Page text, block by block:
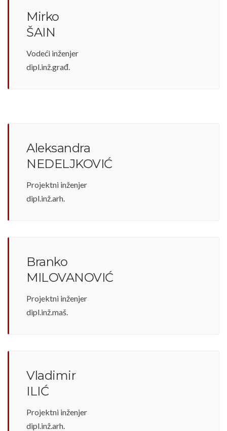
Mirko
ŠAIN
Vodeći inženjer
dipl.inž.građ.
Aleksandra
NEDELJKOVIĆ
Projektni inženjer
dipl.inž.arh.
Branko
MILOVANOVIĆ
Projektni inženjer
dipl.inž.maš.
Vladimir
ILIĆ
Projektni inženjer
dipl.inž.arh.